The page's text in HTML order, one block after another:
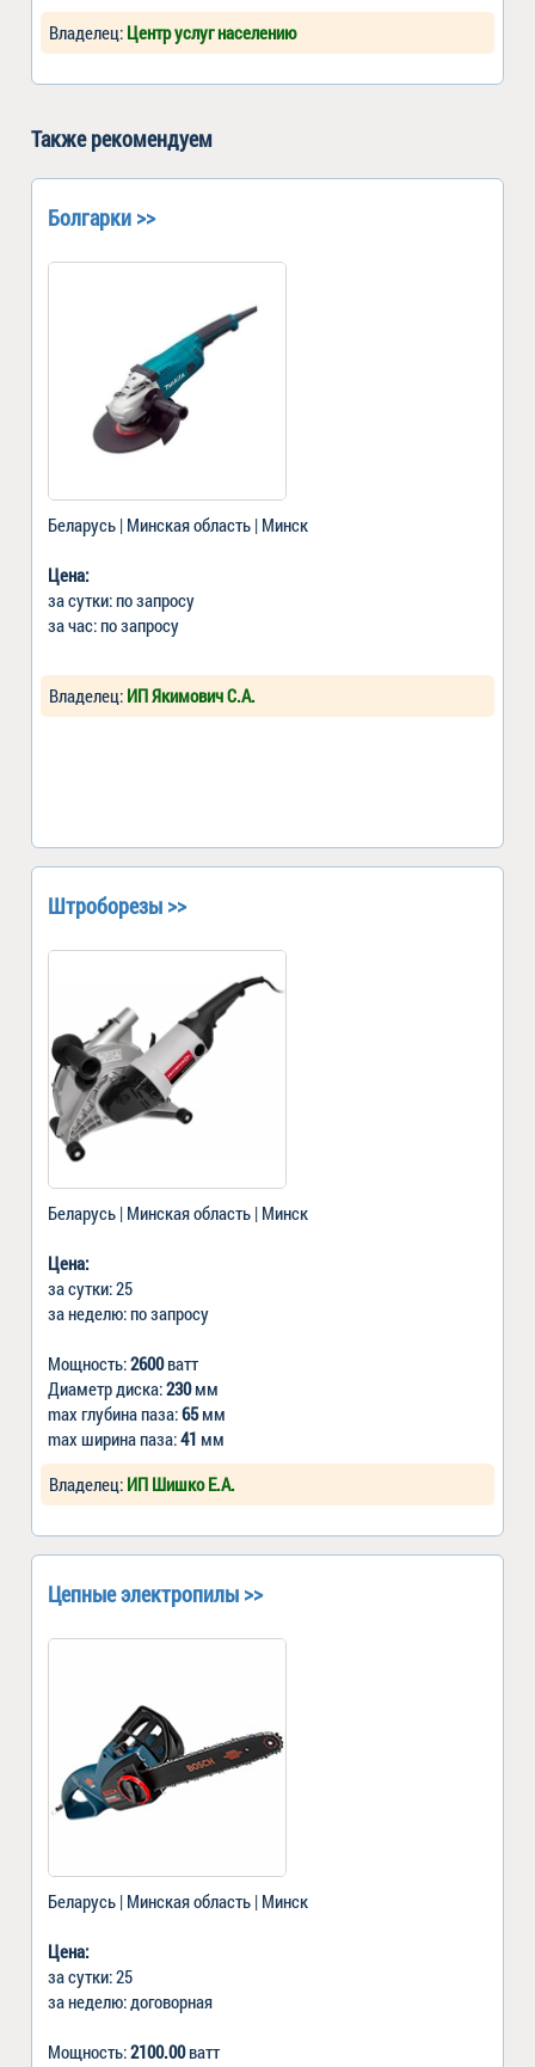
Владелец: Центр услуг населению
Также рекомендуем
Болгарки >>
Беларусь | Минская область | Минск
Цена:
за сутки: по запросу
за час: по запросу
Владелец: ИП Якимович С.А.
Штроборезы >>
Беларусь | Минская область | Минск
Цена:
за сутки: 25
за неделю: по запросу
Мощность:2600ватт
Диаметр диска:230мм
max глубина паза:65мм
max ширина паза:41 мм
Владелец: ИП Шишко Е.А.
Цепные электропилы >>
Беларусь | Минская область | Минск
Цена:
за сутки: 25
за неделю: договорная
Мощность:2100.00ватт